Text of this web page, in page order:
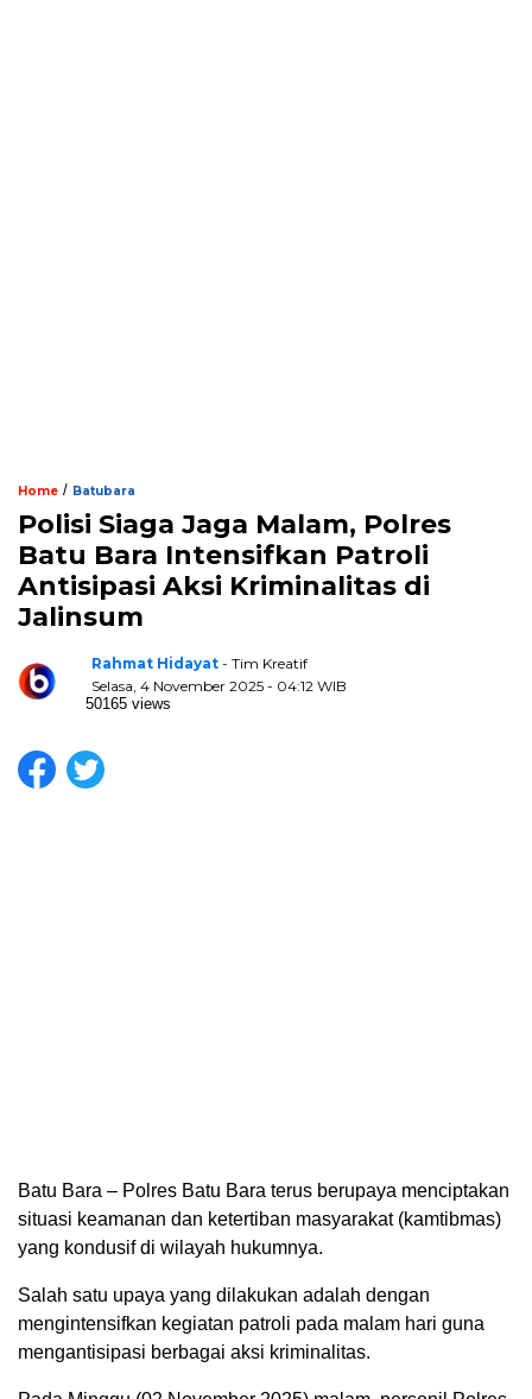
Home / Batubara
Polisi Siaga Jaga Malam, Polres
Batu Bara Intensifkan Patroli
Antisipasi Aksi Kriminalitas di
Jalinsum
Rahmat Hidayat - Tim Kreatif
Selasa, 4 November 2025 - 04:12 WIB
50165 views
Batu Bara – Polres Batu Bara terus berupaya menciptakan
situasi keamanan dan ketertiban masyarakat (kamtibmas)
yang kondusif di wilayah hukumnya.
Salah satu upaya yang dilakukan adalah dengan
mengintensifkan kegiatan patroli pada malam hari guna
mengantisipasi berbagai aksi kriminalitas.